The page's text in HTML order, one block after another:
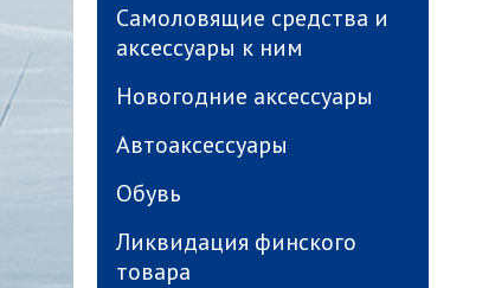
Самоловящие средства и
аксессуары к ним
Новогодние аксессуары
Автоаксессуары
Обувь
Ликвидация финского
товара